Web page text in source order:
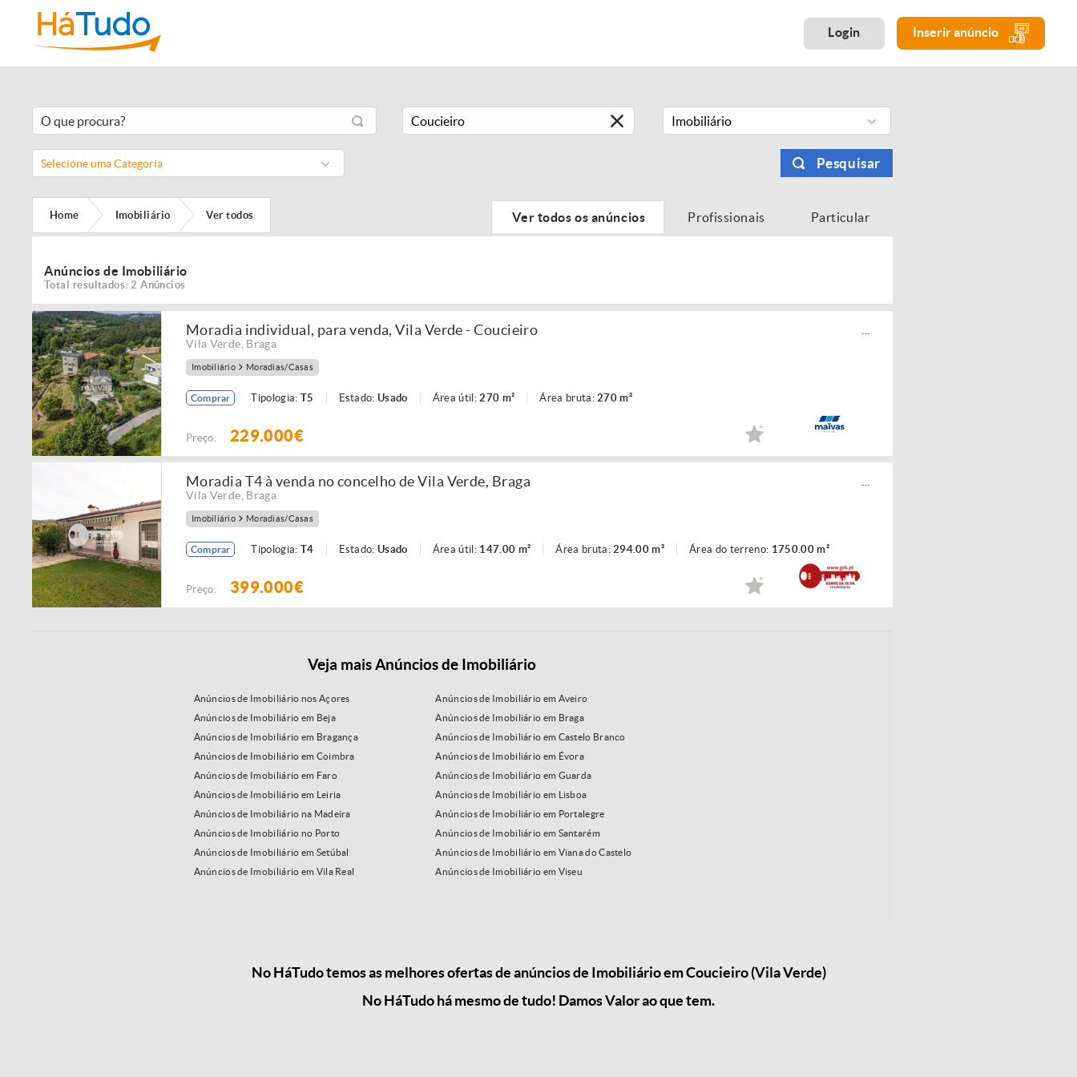
Login Inserir anúncio
Imobiliário
Selecione uma Categoria Pesquisar
Home Imobiliário Ver todos Ver todos os anúncios Profissionais Particular
Anúncios de Imobiliário
Total resultados: 2 Anúncios
Moradia individual, para venda, Vila Verde - Coucieiro
Vila Verde Braga
Imobiliário Moradias/Casas
Comprar Tipologia: T5 Estado:Usado Área útil:270 m² Área bruta:270 m²
Preço: 229.000€
Moradia T4 à venda no concelho de Vila Verde, Braga
Vila Verde Braga
Imobiliário Moradias/Casas
Comprar Tipologia: T4 Estado:Usado Área útil: 147.00 m² Área bruta:294.00 m² Área do terreno: 1750.00 m²
Preço: 399.000€
Veja mais Anúncios de Imobiliário
Anúncios de Imobiliário nos Açores
Anúncios de Imobiliário em Aveiro
Anúncios de Imobiliário em Beja
Anúncios de Imobiliário em Braga
Anúncios de Imobiliário em Bragança
Anúncios de Imobiliário em Castelo Branco
Anúncios de Imobiliário em Coimbra
Anúncios de Imobiliário em Évora
Anúncios de Imobiliário em Faro
Anúncios de Imobiliário em Guarda
Anúncios de Imobiliário em Leiria
Anúncios de Imobiliário em Lisboa
Anúncios de Imobiliário na Madeira
Anúncios de Imobiliário em Portalegre
Anúncios de Imobiliário no Porto
Anúncios de Imobiliário em Santarém
Anúncios de Imobiliário em Setúbal
Anúncios de Imobiliário em Viana do Castelo
Anúncios de Imobiliário em Vila Real
Anúncios de Imobiliário em Viseu
No HáTudo temos as melhores ofertas de anúncios de Imobiliário em Coucieiro (Vila Verde)
No HáTudo há mesmo de tudo! Damos Valor ao que tem.